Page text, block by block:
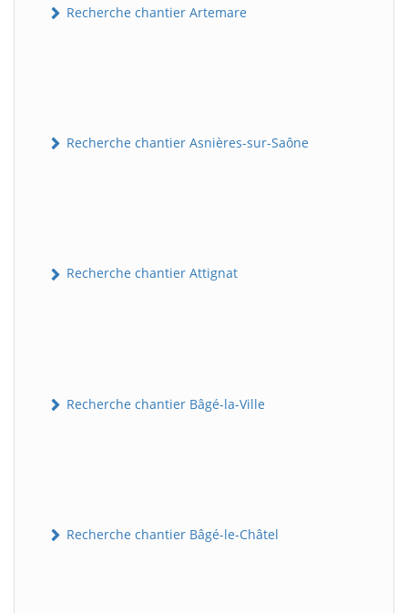
Recherche chantier Artemare
Recherche chantier Asnières-sur-Saône
Recherche chantier Attignat
Recherche chantier Bâgé-la-Ville
Recherche chantier Bâgé-le-Châtel